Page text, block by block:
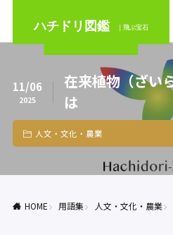
ハチドリ図鑑 ｜飛ぶ宝石
11/06
2025
在来植物（ざい
は
人文・文化・農業
HOME 用語集 人文・文化・農業